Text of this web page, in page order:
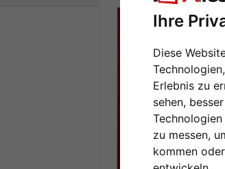
Ihre
Diese
Erlebnis zu
sehen,
zu messen,
kommen